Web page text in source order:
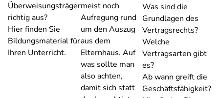
Überweisungsträger
richtig aus?
Hier finden Sie
Bildungsmaterial für
Ihren Unterricht.
meist noch
Aufregung rund
um den Auszug
aus dem
Elternhaus. Auf
was sollte man
also achten,
damit sich statt
Was sind die
Grundlagen des
Vertragsrechts?
Welche
Vertragsarten gibt
es?
Ab wann greift die
Geschäftsfähigkeit?